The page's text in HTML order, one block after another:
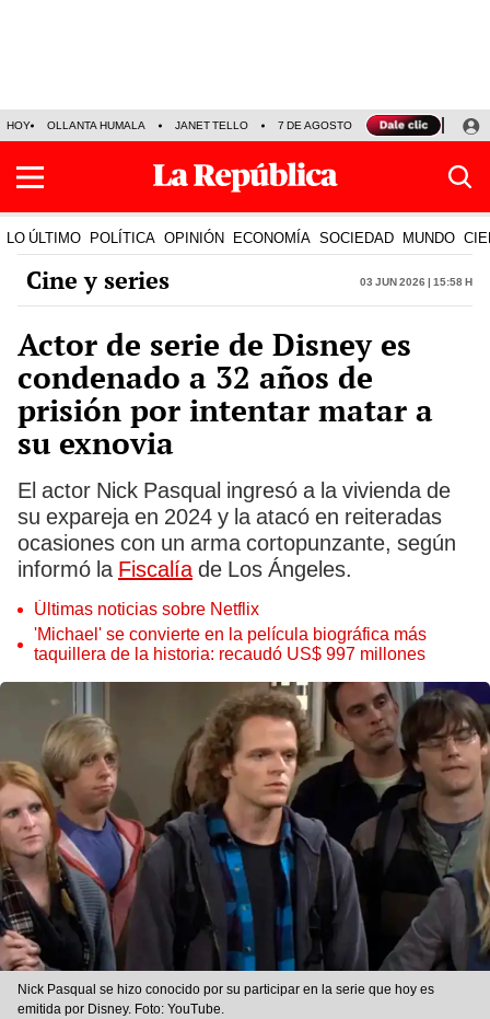
HOY OLLANTA HUMALA JANET TELLO 7 DE AGOSTO TINKA RESULTADOS
LO ÚLTIMO POLÍTICA OPINIÓN ECONOMÍA SOCIEDAD MUNDO
Cine y series 03 Jun 2026 | 15:58 h
Actor de serie de Disney es
condenado a 32 años de
prisión por intentar matar a
su exnovia
El actor Nick Pasqual ingresó a la vivienda de
su expareja en 2024 y la atacó en reiteradas
ocasiones con un arma cortopunzante, según
informó la Fiscalíade Los Ángeles.
Últimas noticias sobre Netflix
'Michael' se convierte en la película biográfica más
taquillera de la historia: recaudó US$ 997 millones
Nick Pasqual se hizo conocido por su participar en la serie que hoy es
emitida por Disney. Foto: YouTube.